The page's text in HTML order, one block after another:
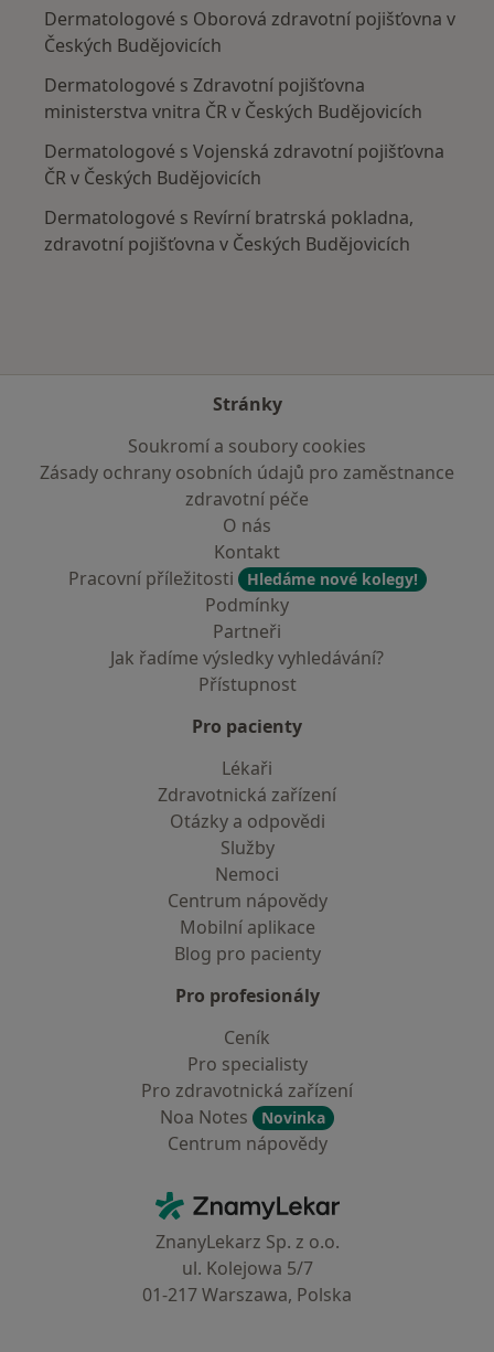
Dermatologové s Oborová zdravotní pojišťovna v
Českých Budějovicích
Dermatologové s Zdravotní pojišťovna
ministerstva vnitra ČR v Českých Budějovicích
Dermatologové s Vojenská zdravotní pojišťovna
ČR v Českých Budějovicích
Dermatologové s Revírní bratrská pokladna,
zdravotní pojišťovna v Českých Budějovicích
Stránky
Soukromí a soubory cookies
Zásady ochrany osobních údajů pro zaměstnance
zdravotní péče
O nás
Kontakt
Pracovní příležitosti
Hledáme nové kolegy!
Podmínky
Partneři
Jak řadíme výsledky vyhledávání?
Přístupnost
Pro pacienty
Lékaři
Zdravotnická zařízení
Otázky a odpovědi
Služby
Nemoci
Centrum nápovědy
Mobilní aplikace
Blog pro pacienty
Pro profesionály
Ceník
Pro specialisty
Pro zdravotnická zařízení
Noa Notes
Novinka
Centrum nápovědy
ZnamyLekar - Hlavní stránka
ZnanyLekarz Sp. z o.o.
ul. Kolejowa 5/7
01-217 Warszawa, Polska